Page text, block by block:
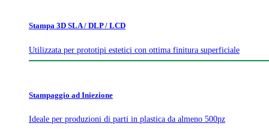
Stampa 3D SLA / DLP / LCD
Utilizzata per prototipi estetici con ottima finitura superficiale
Stampaggio ad Iniezione
Ideale per produzioni di parti in plastica da almeno 500pz